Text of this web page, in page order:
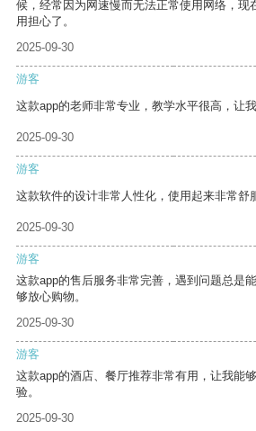
候，经常因为网速慢而无法正常使用网络，现
用担心了。
2025-09-30
游客
这款app的老师非常专业，教学水平很高，让
2025-09-30
游客
这款软件的设计非常人性化，使用起来非常舒
2025-09-30
游客
这款app的售后服务非常完善，遇到问题总是
够放心购物。
2025-09-30
游客
这款app的酒店、餐厅推荐非常有用，让我能
验。
2025-09-30